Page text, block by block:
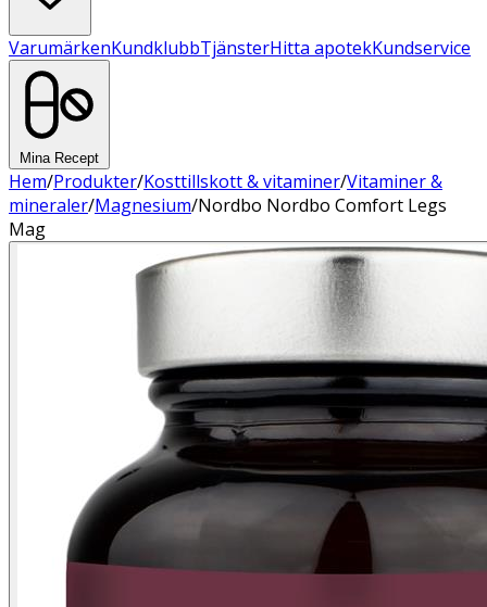
VarumärkenKundklubbTjänsterHitta apotekKundservice
Mina Recept
Hem/Produkter/Kosttillskott & vitaminer/Vitaminer &
mineraler/Magnesium/Nordbo Nordbo Comfort Legs
Mag